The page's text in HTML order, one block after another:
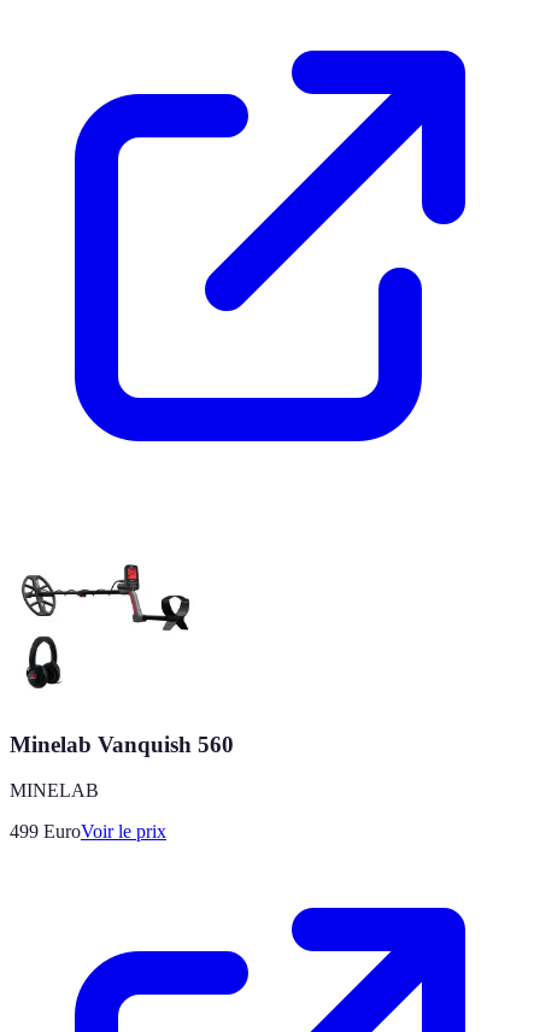
Minelab Vanquish 560
MINELAB
499 EuroVoir le prix